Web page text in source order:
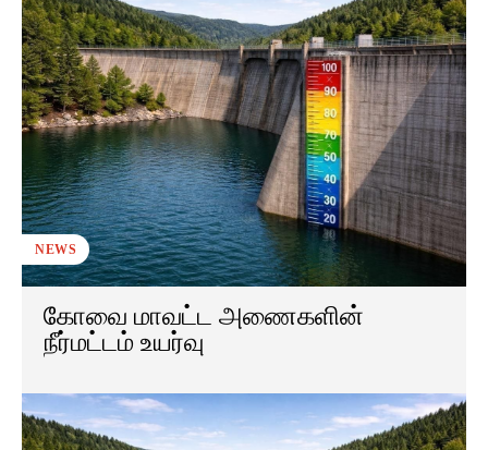
NEWS
கோவை மாவட்ட அணைகளின்
நீர்மட்டம் உயர்வு